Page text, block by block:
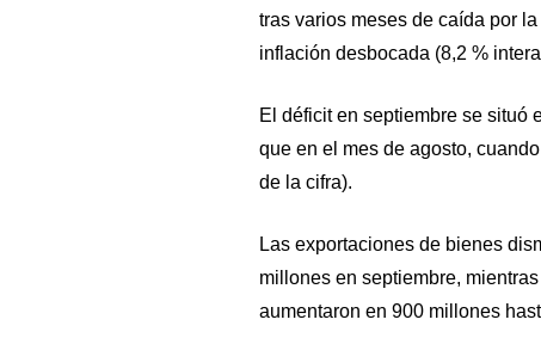
tras varios meses de caída por
inflación desbocada (8,2 %
El déficit en septiembre se situó
que en el mes de agosto,
de la cifra).
Las exportaciones de bienes
millones en septiembre,
aumentaron en 900 millones